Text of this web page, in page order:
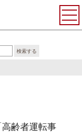
検索する
連ニュース
齢者運転事